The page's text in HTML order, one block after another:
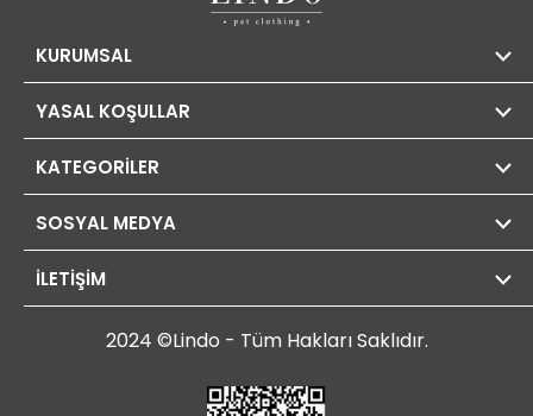
KURUMSAL
YASAL KOŞULLAR
KATEGORİLER
SOSYAL MEDYA
İLETİŞİM
2024 ©Lindo - Tüm Hakları Saklıdır.